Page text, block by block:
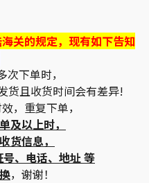
关的规定，现有如下告知
下单时，
货且收货时间会有差异!
，重复下单，
及以上时，
货信息，
、电话、地址 等
，谢谢！